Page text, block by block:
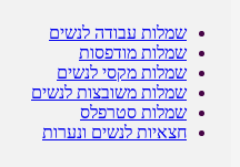
שמלות עבודה לנשים
שמלות מודפסות
שמלות מקסי לנשים
שמלות משובצות לנשים
שמלות סטרפלס
חצאיות לנשים ונערות